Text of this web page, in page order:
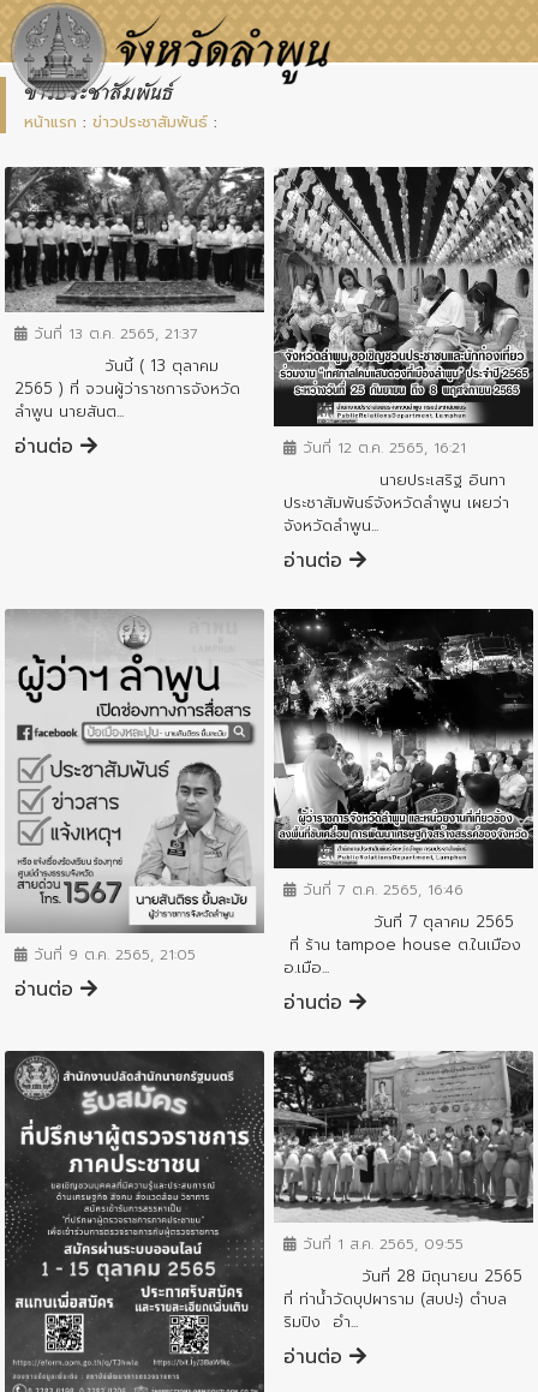
ข่าวประชาสัมพันธ์
หน้าแรก : ข่าวประชาสัมพันธ์ :
ข่าวประชาสัมพันธ์
วันที่ 13 ต.ค. 2565, 21:37
วันนี้ ( 13 ตุลาคม
2565 ) ที่ จวนผู้ว่าราชการจังหวัด
ลำพูน นายสันต...
อ่านต่อ
ข่าวประชาสัมพันธ์
วันที่ 12 ต.ค. 2565, 16:21
นายประเสริฐ อินทา
ประชาสัมพันธ์จังหวัดลำพูน เผยว่า
จังหวัดลำพูน...
อ่านต่อ
ข่าวประชาสัมพันธ์
วันที่ 9 ต.ค. 2565, 21:05
อ่านต่อ
ข่าวประชาสัมพันธ์
วันที่ 7 ต.ค. 2565, 16:46
วันที่ 7 ตุลาคม 2565
ที่ ร้าน tampoe house ต.ในเมือง
อ.เมือ...
อ่านต่อ
ข่าวประชาสัมพันธ์
วันที่ 1 ส.ค. 2565, 09:55
วันที่ 28 มิถุนายน 2565
ที่ ท่าน้ำวัดบุปผาราม (สบปะ) ตำบล
ริมปิง อำ...
อ่านต่อ